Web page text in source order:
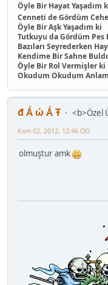
Öyle Bir Hayat Yaşadım
Cenneti de Gördüm
Öyle Bir Aşk Yaşadım ki
Tutkuyu da Gördüm Pes
Bazıları Seyrederken
Kendime Bir Sahne
Öyle Bir Rol Vermişler ki
Okudum Okudum
đ Ǻ ώ Ǻ Ŧ
<b>Özel
Ksm 02, 2012, 12:46 ÖÖ
olmuştur amk